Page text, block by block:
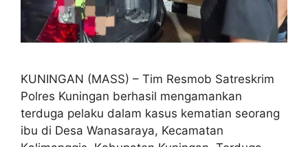
KUNINGAN (MASS) – Tim Resmob Satreskrim
Polres Kuningan berhasil mengamankan
terduga pelaku dalam kasus kematian seorang
ibu di Desa Wanasaraya, Kecamatan